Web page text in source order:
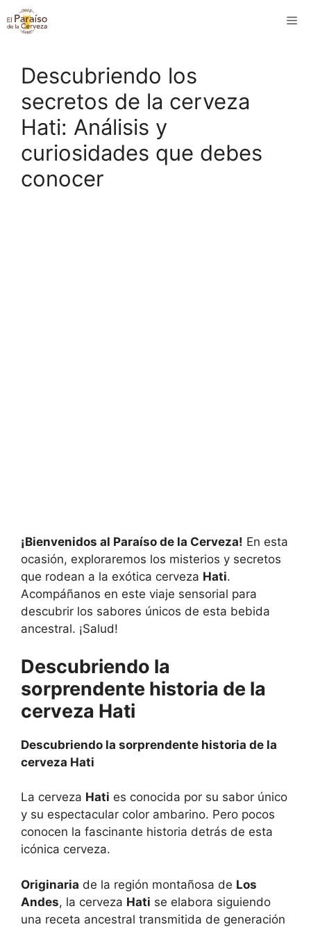
Saltar
al
Descubriendo los
secretos de la cerveza
Hati: Análisis y
curiosidades que debes
conocer
¡Bienvenidos al Paraíso de la Cerveza! En esta
ocasión, exploraremos los misterios y secretos
que rodean a la exótica cerveza Hati.
Acompáñanos en este viaje sensorial para
descubrir los sabores únicos de esta bebida
ancestral. ¡Salud!
Descubriendo la
sorprendente historia de la
cerveza Hati
Descubriendo la sorprendente historia de la
cerveza Hati
La cerveza Hati es conocida por su sabor único
y su espectacular color ambarino. Pero pocos
conocen la fascinante historia detrás de esta
icónica cerveza.
Originaria de la región montañosa de Los
Andes, la cerveza Hati se elabora siguiendo
una receta ancestral transmitida de generación